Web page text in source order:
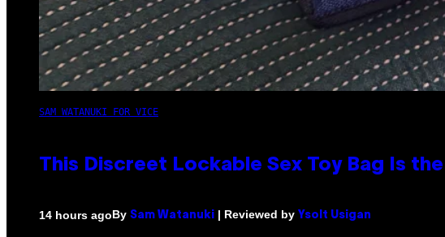
SAM WATANUKI FOR VICE
This Discreet Lockable Sex Toy Bag Is
14 hours agoBy Sam Watanuki | Reviewed by Ysolt Usigan